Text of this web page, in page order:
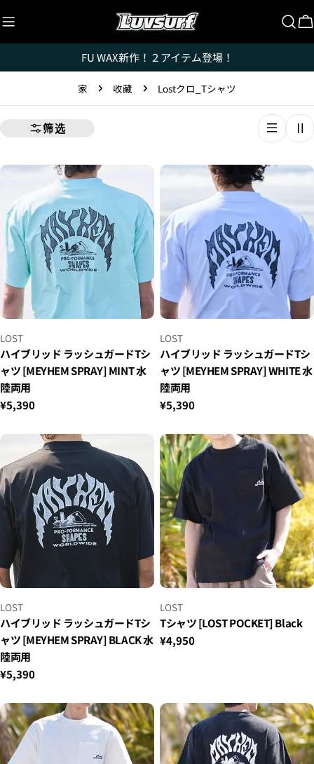
至
内
FU WAX新作！２アイテム登場！
家 收藏 Lostクロ_Tシャツ
筛选
小
贩：
LOST
ハイブリッド ラッシュガードTシ
ャツ [MEYHEM SPRAY] MINT 水
陸両用
正
价
¥5,390
小
贩：
LOST
ハイブリッド ラッシュガードTシ
ャツ [MEYHEM SPRAY] WHITE 水
陸両用
正
价
格
¥5,390
小
贩：
LOST
ハイブリッド ラッシュガードTシ
ャツ [MEYHEM SPRAY] BLACK 水
陸両用
正
价
格
¥5,390
小
贩：
LOST
Tシャツ [LOST POCKET] Black
正
¥4,950